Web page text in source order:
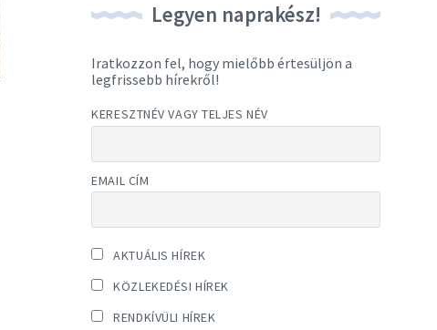
Legyen naprakész!
Iratkozzon fel, hogy mielőbb értesüljön a
legfrissebb hírekről!
KERESZTNÉV VAGY TELJES NÉV
EMAIL CÍM
AKTUÁLIS HÍREK
KÖZLEKEDÉSI HÍREK
RENDKÍVÜLI HÍREK